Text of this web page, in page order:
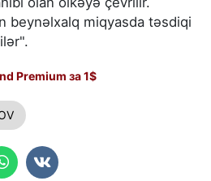
beynəlxalq miqyasda təsdiqi
Premium за 1$